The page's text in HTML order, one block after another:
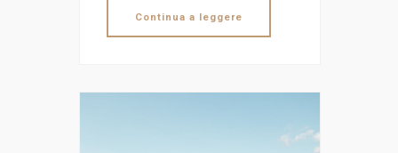
Continua a leggere